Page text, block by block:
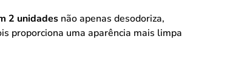
2 unidades não apenas desodoriza,
proporciona uma aparência mais limpa